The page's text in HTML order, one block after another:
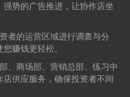
势的广告推进，让协作店坐
的运营区域进行调查与分
赚钱更轻松。
商场部、营销总部、练习中
供应服务，确保投资者不间